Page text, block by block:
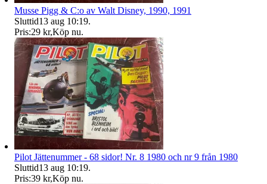
Musse Pigg & C:o av Walt Disney, 1990, 1991
Sluttid13 aug 10:19.
Pris:29 kr,Köp nu.
Pilot Jättenummer - 68 sidor! Nr. 8 1980 och nr 9 från 1980
Sluttid13 aug 10:19.
Pris:39 kr,Köp nu.